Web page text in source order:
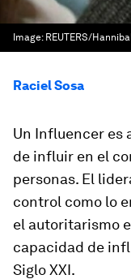
Image: REUTERS/
Raciel Sosa
Un Influencer es
de influir en el
personas. El
control como lo
el autoritarismo
capacidad de
Siglo XXI.